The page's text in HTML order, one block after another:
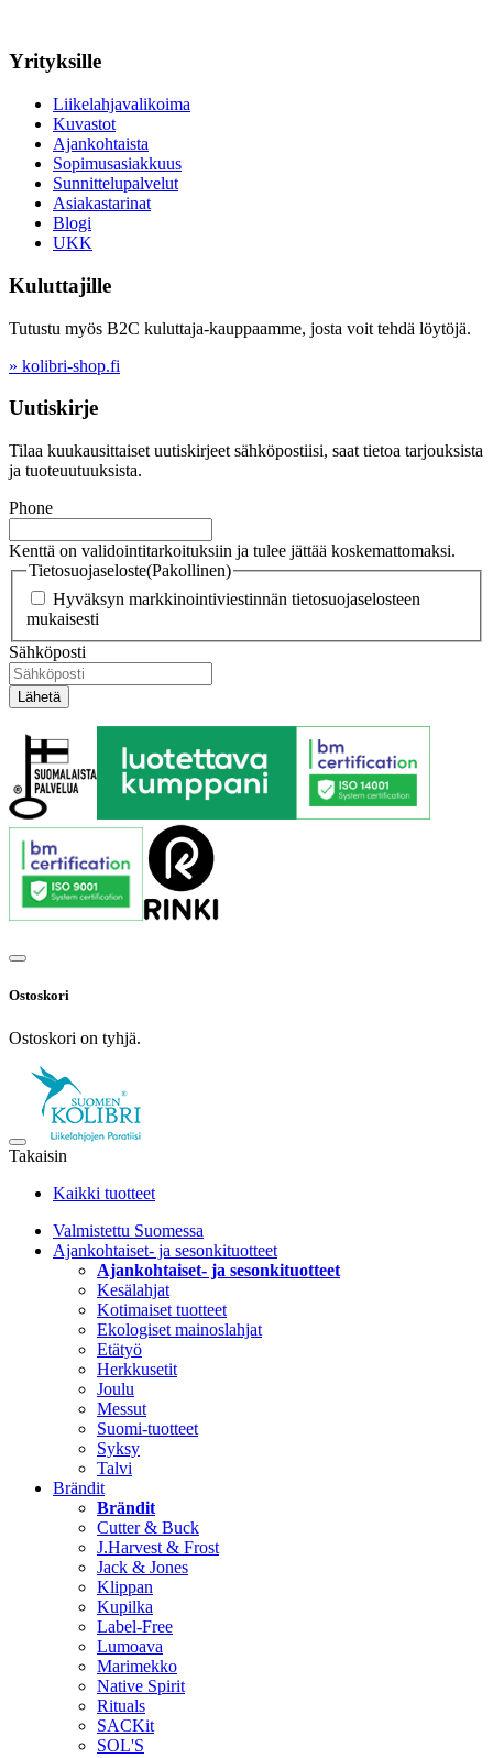
Yrityksille
Liikelahjavalikoima
Kuvastot
Ajankohtaista
Sopimusasiakkuus
Sunnittelupalvelut
Asiakastarinat
Blogi
UKK
Kuluttajille
Tutustu myös B2C kuluttaja-kauppaamme, josta voit tehdä löytöjä.
» kolibri-shop.fi
Uutiskirje
Tilaa kuukausittaiset uutiskirjeet sähköpostiisi, saat tietoa tarjouksista
ja tuoteuutuuksista.
Phone
Kenttä on validointitarkoituksiin ja tulee jättää koskemattomaksi.
Tietosuojaseloste(Pakollinen)
Hyväksyn markkinointiviestinnän tietosuojaselosteen
mukaisesti
Sähköposti
Ostoskori
Ostoskori on tyhjä.
Takaisin
Kaikki tuotteet
Valmistettu Suomessa
Ajankohtaiset- ja sesonkituotteet
Ajankohtaiset- ja sesonkituotteet
Kesälahjat
Kotimaiset tuotteet
Ekologiset mainoslahjat
Etätyö
Herkkusetit
Joulu
Messut
Suomi-tuotteet
Syksy
Talvi
Brändit
Brändit
Cutter & Buck
J.Harvest & Frost
Jack & Jones
Klippan
Kupilka
Label-Free
Lumoava
Marimekko
Native Spirit
Rituals
SACKit
SOL'S